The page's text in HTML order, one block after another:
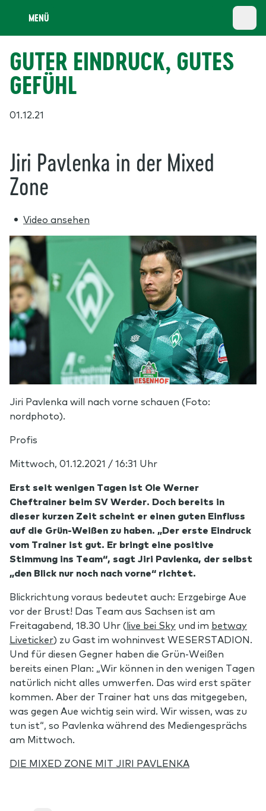
MENÜ
GUTER EINDRUCK, GUTES
GEFÜHL
01.12.21
Jiri Pavlenka in der Mixed
Zone
Video ansehen
Jiri Pavlenka will nach vorne schauen (Foto:
nordphoto).
Profis
Mittwoch, 01.12.2021 / 16:31 Uhr
Erst seit wenigen Tagen ist Ole Werner
Cheftrainer beim SV Werder. Doch bereits in
dieser kurzen Zeit scheint er einen guten Einfluss
auf die Grün-Weißen zu haben. „Der erste Eindruck
vom Trainer ist gut. Er bringt eine positive
Stimmung ins Team“, sagt Jiri Pavlenka, der selbst
„den Blick nur noch nach vorne“ richtet.
Blickrichtung voraus bedeutet auch: Erzgebirge Aue
vor der Brust! Das Team aus Sachsen ist am
Freitagabend, 18.30 Uhr (live bei Sky und im betway
Liveticker) zu Gast im wohninvest WESERSTADION.
Und für diesen Gegner haben die Grün-Weißen
bereits einen Plan: „Wir können in den wenigen Tagen
natürlich nicht alles umwerfen. Das wird erst später
kommen. Aber der Trainer hat uns das mitgegeben,
was gegen Aue wichtig sein wird. Wir wissen, was zu
tun ist“, so Pavlenka während des Mediengesprächs
am Mittwoch.
DIE MIXED ZONE MIT JIRI PAVLENKA